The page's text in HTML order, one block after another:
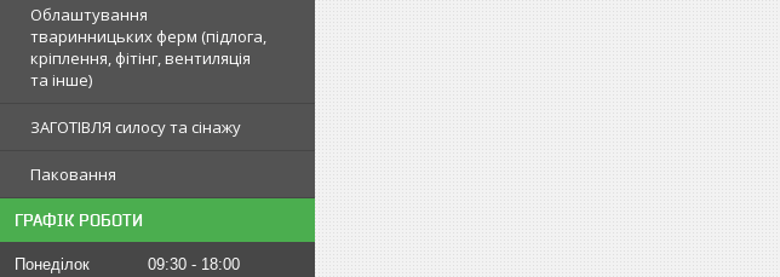
Облаштування
тваринницьких ферм (підлога,
кріплення, фітінг, вентиляція
та інше)
ЗАГОТІВЛЯ силосу та сінажу
Паковання
ГРАФІК РОБОТИ
Понеділок 09:30
18:00